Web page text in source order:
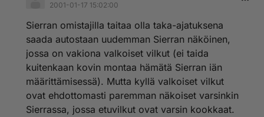
2001-01-17 15:02:00
Sierran omistajilla taitaa olla taka-ajatuksena
saada autostaan uudemman Sierran näköinen,
jossa on vakiona valkoiset vilkut (ei taida
kuitenkaan kovin montaa hämätä Sierran iän
määrittämisessä). Mutta kyllä valkoiset vilkut
ovat ehdottomasti paremman näkoiset varsinkin
Sierrassa, jossa etuvilkut ovat varsin kookkaat.